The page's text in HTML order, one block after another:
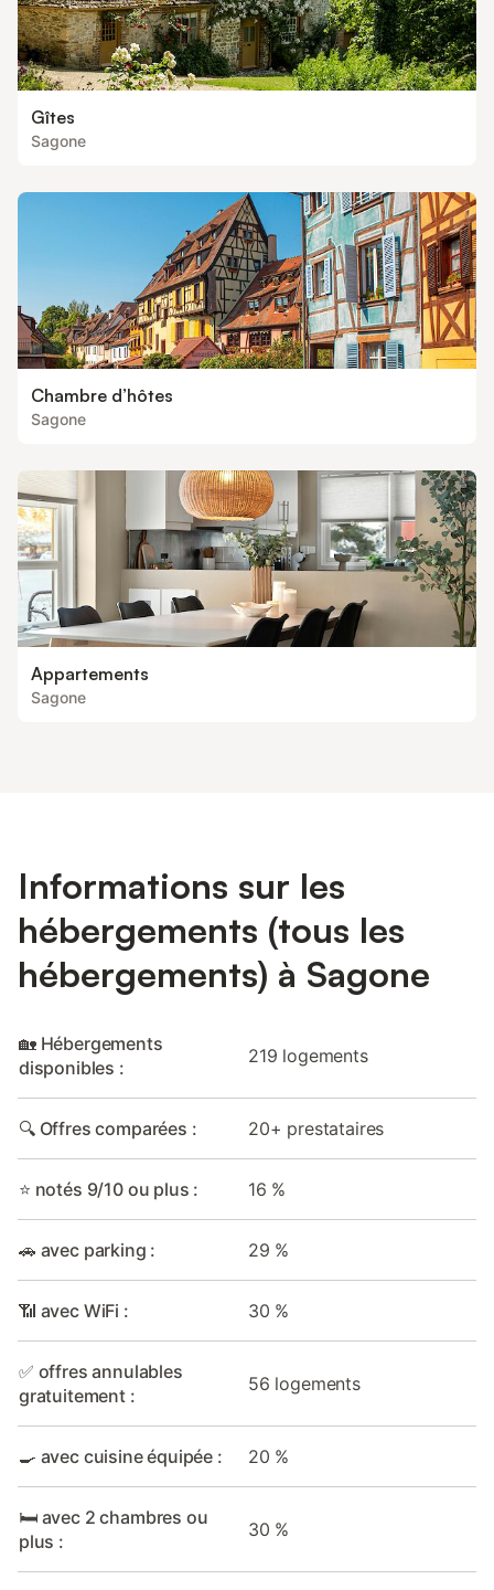
Gîtes
Sagone
Chambre d’hôtes
Sagone
Appartements
Sagone
Informations sur les
hébergements (tous les
hébergements) à Sagone
🏡 Hébergements
disponibles :
219 logements
🔍 Offres comparées : 20+ prestataires
⭐ notés 9/10 ou plus : 16 %
🚗 avec parking : 29 %
📶 avec WiFi : 30 %
✅ offres annulables
gratuitement :
56 logements
🍳 avec cuisine équipée : 20 %
🛏️ avec 2 chambres ou
plus :
30 %